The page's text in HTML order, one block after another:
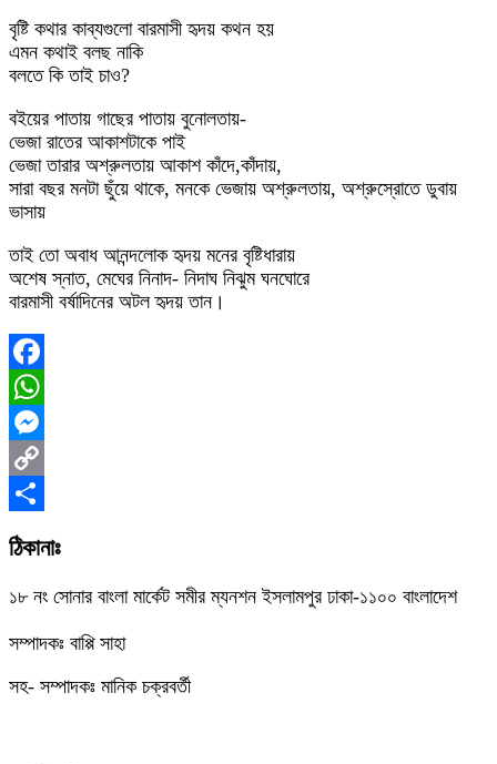
বৃষ্টি কথার কাব্যগুলো বারমাসী হৃদয় কথন হয়
এমন কথাই বলছ নাকি
বলতে কি তাই চাও?
বইয়ের পাতায় গাছের পাতায় বুনোলতায়-
ভেজা রাতের আকাশটাকে পাই
ভেজা তারার অশ্রুলতায় আকাশ কাঁদে,কাঁদায়,
সারা বছর মনটা ছুঁয়ে থাকে, মনকে ভেজায় অশ্রুলতায়, অশ্রুস্রোতে ডুবায়
ভাসায়
তাই তো অবাধ আনন্দলোক হৃদয় মনের বৃষ্টিধারায়
অশেষ স্নাত, মেঘের নিনাদ- নিদাঘ নিঝুম ঘনঘোরে
বারমাসী বর্ষাদিনের অটল হৃদয় তান।
Facebook
WhatsApp
Messenger
Copy
Link
Share
ঠিকানাঃ
১৮ নং সোনার বাংলা মার্কেট সমীর ম্যনশন ইসলামপুর ঢাকা-১১০০ বাংলাদেশ
সম্পাদকঃ বাপ্পি সাহা
সহ- সম্পাদকঃ মানিক চক্রবর্তী